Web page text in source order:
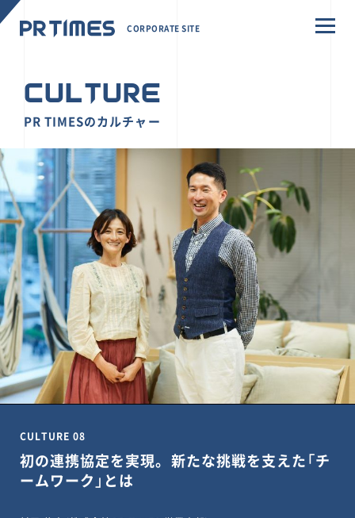
CORPORATE SITE
CULTURE
PR TIMESのカルチャー
CULTURE 08
初の連携協定を実現。新たな挑戦を支えた「チ
ームワーク」とは